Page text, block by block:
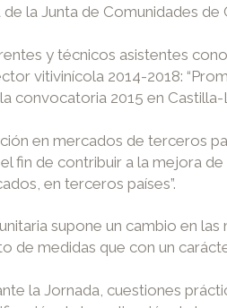
la Junta de Comunidades de
y técnicos asistentes
vitivinícola 2014-2018:
convocatoria 2015 en Castilla-
en mercados de terceros
fin de contribuir a la mejora
en terceros países”.
supone un cambio en
de medidas que con un
la Jornada, cuestiones